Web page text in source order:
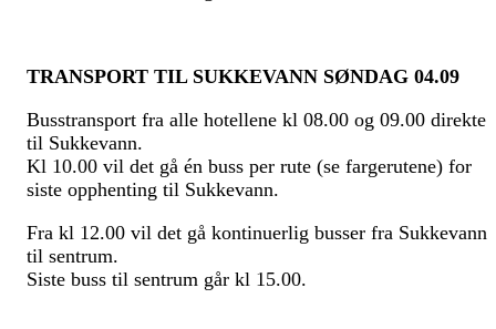
TRANSPORT TIL SUKKEVANN SØNDAG 04.09
Busstransport fra alle hotellene kl 08.00 og 09.00 direkte
til Sukkevann.
Kl 10.00 vil det gå én buss per rute (se fargerutene) for
siste opphenting til Sukkevann.
Fra kl 12.00 vil det gå kontinuerlig busser fra Sukkevann
til sentrum.
Siste buss til sentrum går kl 1 5.00.